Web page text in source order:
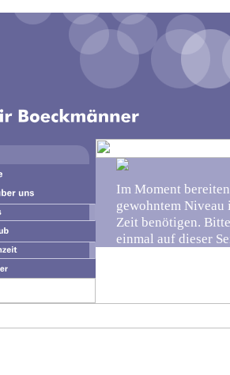
Im Moment
gewohntem
Zeit benötigen.
einmal auf dieser